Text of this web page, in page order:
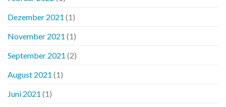
Dezember 2021 (1)
November 2021 (1)
September 2021 (2)
August 2021 (1)
Juni 2021 (1)